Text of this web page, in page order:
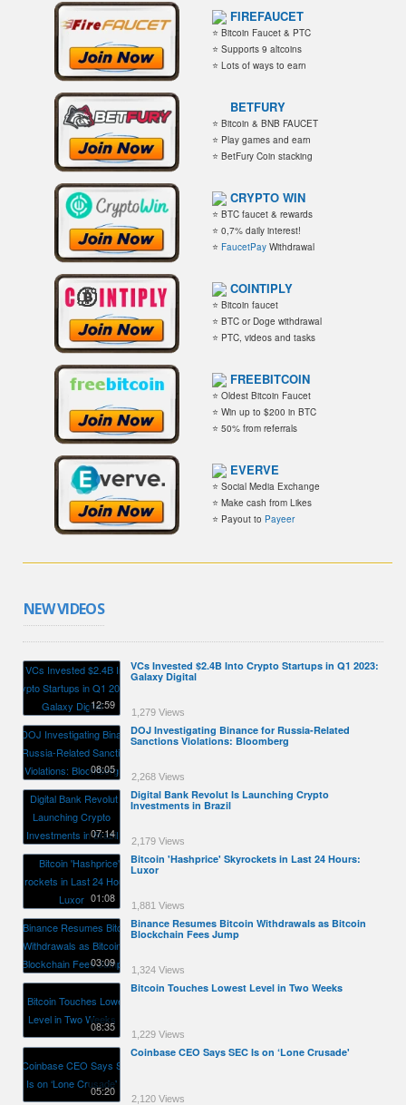
FIREFAUCET
⭐ Bitcoin Faucet & PTC
⭐ Supports 9 altcoins
⭐ Lots of ways to earn
BETFURY
⭐ Bitcoin & BNB FAUCET
⭐ Play games and earn
⭐ BetFury Coin stacking
CRYPTO WIN
⭐ BTC faucet & rewards
⭐ 0,7% daily interest!
⭐ FaucetPay Withdrawal
COINTIPLY
⭐ Bitcoin faucet
⭐ BTC or Doge withdrawal
⭐ PTC, videos and tasks
FREEBITCOIN
⭐ Oldest Bitcoin Faucet
⭐ Win up to $200 in BTC
⭐ 50% from referrals
EVERVE
⭐ Social Media Exchange
⭐ Make cash from Likes
⭐ Payout to Payeer
NEW VIDEOS
12:59
VCs Invested $2.4B Into Crypto Startups in Q1 2023:
Galaxy Digital
1,279 Views
08:05
DOJ Investigating Binance for Russia-Related
Sanctions Violations: Bloomberg
2,268 Views
07:14
Digital Bank Revolut Is Launching Crypto
Investments in Brazil
2,179 Views
01:08
Bitcoin 'Hashprice' Skyrockets in Last 24 Hours:
Luxor
1,881 Views
03:09
Binance Resumes Bitcoin Withdrawals as Bitcoin
Blockchain Fees Jump
1,324 Views
08:35
Bitcoin Touches Lowest Level in Two Weeks
1,229 Views
05:20
Coinbase CEO Says SEC Is on ‘Lone Crusade'
2,120 Views